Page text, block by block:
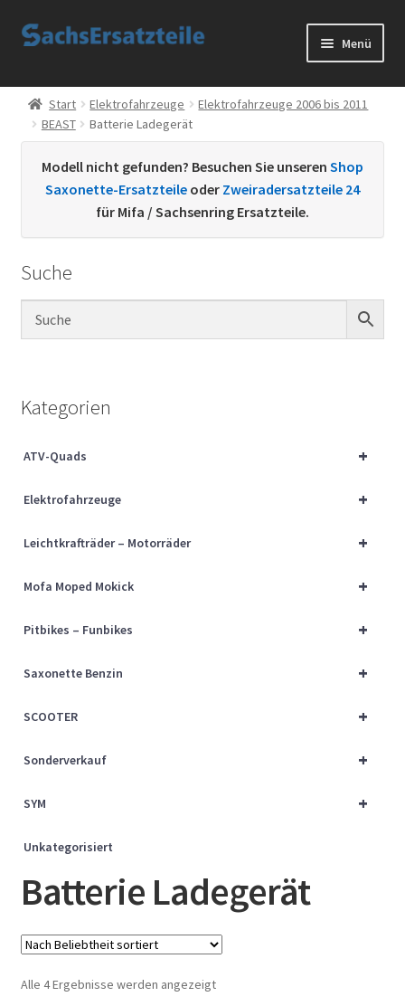
Zur
Zum
Menü
Start
AGB
Datenschutzerklärung
Kontakt
Sachs Ersatzteile
Über uns
Start Elektrofahrzeuge
Elektrofahrzeuge 2006 bis 2011
BEAST
Batterie Ladegerät
Modell nicht gefunden? Besuchen Sie unseren Shop
Saxonette-Ersatzteile oder Zweiradersatzteile 24
für Mifa / Sachsenring Ersatzteile.
Suche
Kategorien
+
ATV-Quads
+
Elektrofahrzeuge
+
Leichtkrafträder – Motorräder
+
Mofa Moped Mokick
+
Pitbikes – Funbikes
+
Saxonette Benzin
+
SCOOTER
+
Sonderverkauf
+
SYM
Unkategorisiert
Batterie Ladegerät
Alle 4 Ergebnisse werden angezeigtNach